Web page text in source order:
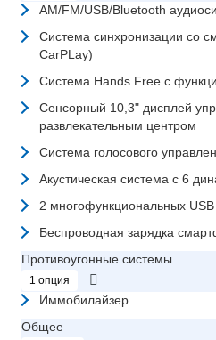
AM/FM/USB/Bluetooth
Система синхронизации со
CarPLay)
Система Hands Free с
Сенсорный 10,3" дисплей
развлекательным центром
Система голосового
Акустическая система с 6
2 многофункциональных
Беспроводная зарядка
Противоугонные системы
1 опция
Иммобилайзер
Общее